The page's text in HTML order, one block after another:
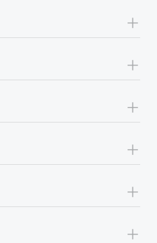
+
+
+
+
+
+